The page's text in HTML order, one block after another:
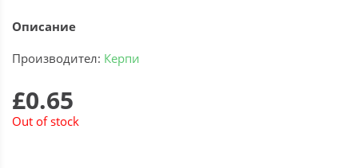
Описание
Производител: Керпи
£0.65
Out of stock